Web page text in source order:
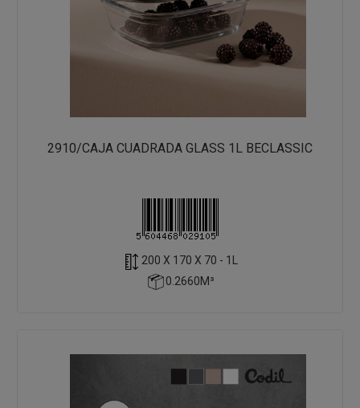
2910/CAJA CUADRADA GLASS 1L BECLASSIC
200 X 170 X 70 - 1L
0.2660M³